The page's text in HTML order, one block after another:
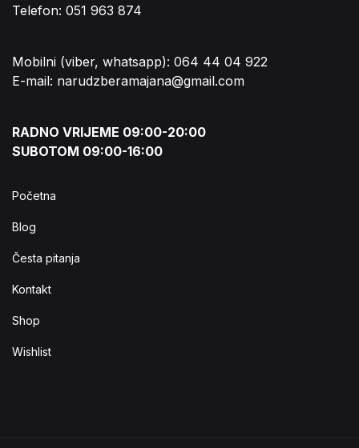
Telefon: 051 963 874
Mobilni (viber, whatsapp): 064 44 04 922
E-mail: narudzberamajana@gmail.com
RADNO VRIJEME 09:00-20:00
SUBOTOM 09:00-16:00
Početna
Blog
Česta pitanja
Kontakt
Shop
Wishlist